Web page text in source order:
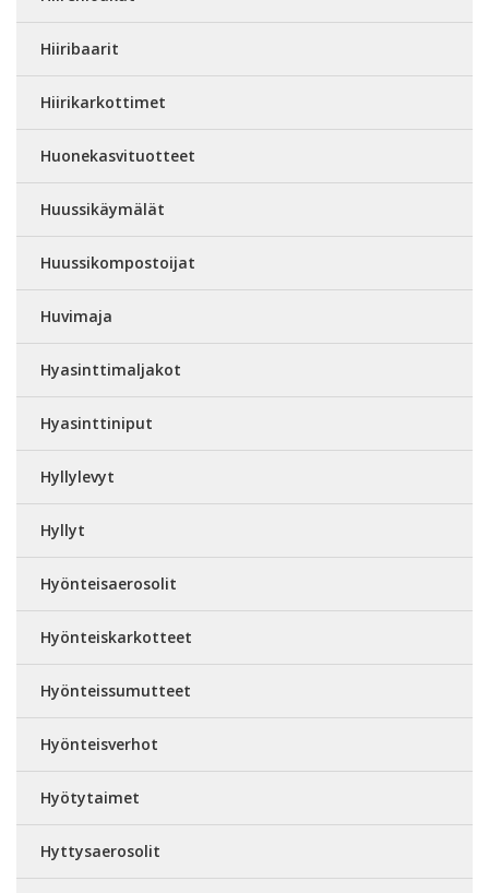
Hiiribaarit
Hiirikarkottimet
Huonekasvituotteet
Huussikäymälät
Huussikompostoijat
Huvimaja
Hyasinttimaljakot
Hyasinttiniput
Hyllylevyt
Hyllyt
Hyönteisaerosolit
Hyönteiskarkotteet
Hyönteissumutteet
Hyönteisverhot
Hyötytaimet
Hyttysaerosolit